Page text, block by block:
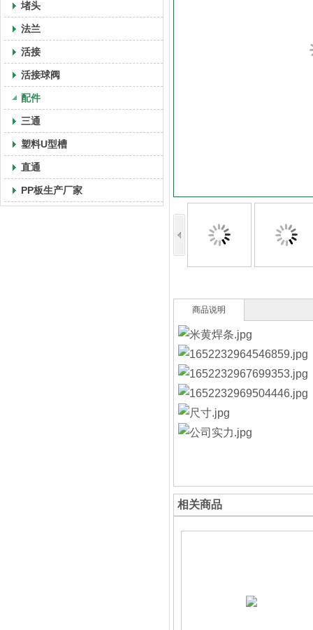
堵头
法兰
活接
活接球阀
配件
三通
塑料U型槽
直通
PP板生产厂家
商品说明
相关商品